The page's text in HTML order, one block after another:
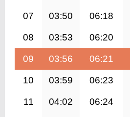
07 03:50 06:18
08 03:53 06:20
09 03:56 06:21
10 03:59 06:23
11 04:02 06:24